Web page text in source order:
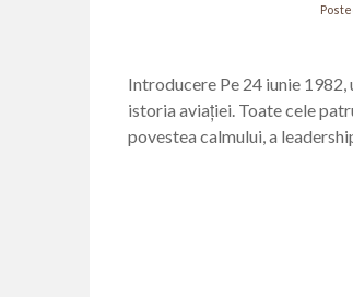
Introducere Pe 24 iunie
istoria aviației. Toate cele
povestea calmului, a